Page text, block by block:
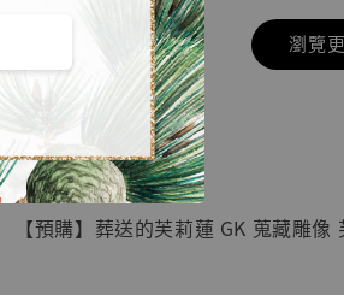
【店內現貨】七龍珠
系列蒐藏雕像 悟空
鳥山明紀念款 [奇蹟
工作室]
NT$ 4,280
- +
瀏覽
🏝【無人島玩具】
【預購】葬送的芙莉蓮 GK 蒐藏雕